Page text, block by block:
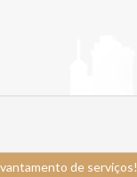
de serviços!